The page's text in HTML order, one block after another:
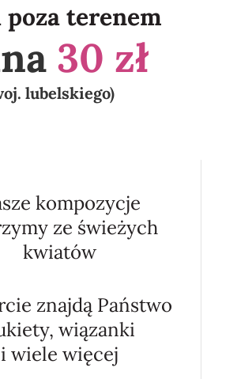
poza terenem
30 zł
lubelskiego)
kompozycje
ze świeżych
kwiatów
znajdą Państwo
wiązanki
i wiele więcej